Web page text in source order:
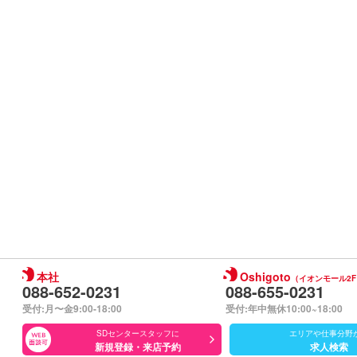
本社
088-652-0231
受付:月〜金9:00-18:00
Oshigoto （イオンモール
088-655-0231
受付:年中無休10:00~18:00
SDセンタースタッフに
新規登録・来店予約
エリアや仕事分野
求人検索